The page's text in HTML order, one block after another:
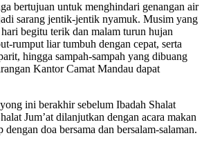
bertujuan untuk menghindari genangan air
sarang jentik-jentik nyamuk. Musim yang
begitu terik dan malam turun hujan
rumput liar tumbuh dengan cepat, serta
hingga sampah-sampah yang dibuang
Kantor Camat Mandau dapat
ini berakhir sebelum Ibadah Shalat
Jum’at dilanjutkan dengan acara makan
dengan doa bersama dan bersalam-salaman.